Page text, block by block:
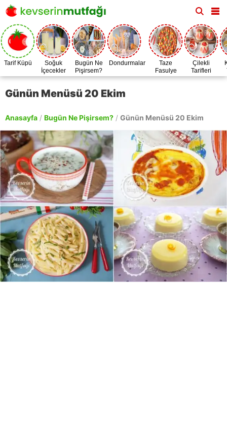
Tarif Küpü
Soğuk
İçecekler
Bugün Ne
Pişirsem?
Dondurmalar
Taze
Fasulye
Zamanı
Çilekli
Tarifleri
Günün Menüsü 20 Ekim
Anasayfa / Bugün Ne Pişirsem? / Günün Menüsü 20 Ekim